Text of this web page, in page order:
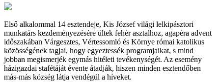
Első alkalommal 14 esztendeje, Kis József világi lelkipásztori
munkatárs kezdeményezésére ültek fehér asztalhoz, agapéra advent
időszakában Várgesztes, Vértessomló és Környe római katolikus
közösségének tagjai, hogy egyeztessék programjaikat, s mind
jobban megismerjék egymás hitéleti tevékenységét. Az esemény
házigazdai stafétáját évente átadják, hiszen minden esztendőben
más-más község látja vendégül a híveket.